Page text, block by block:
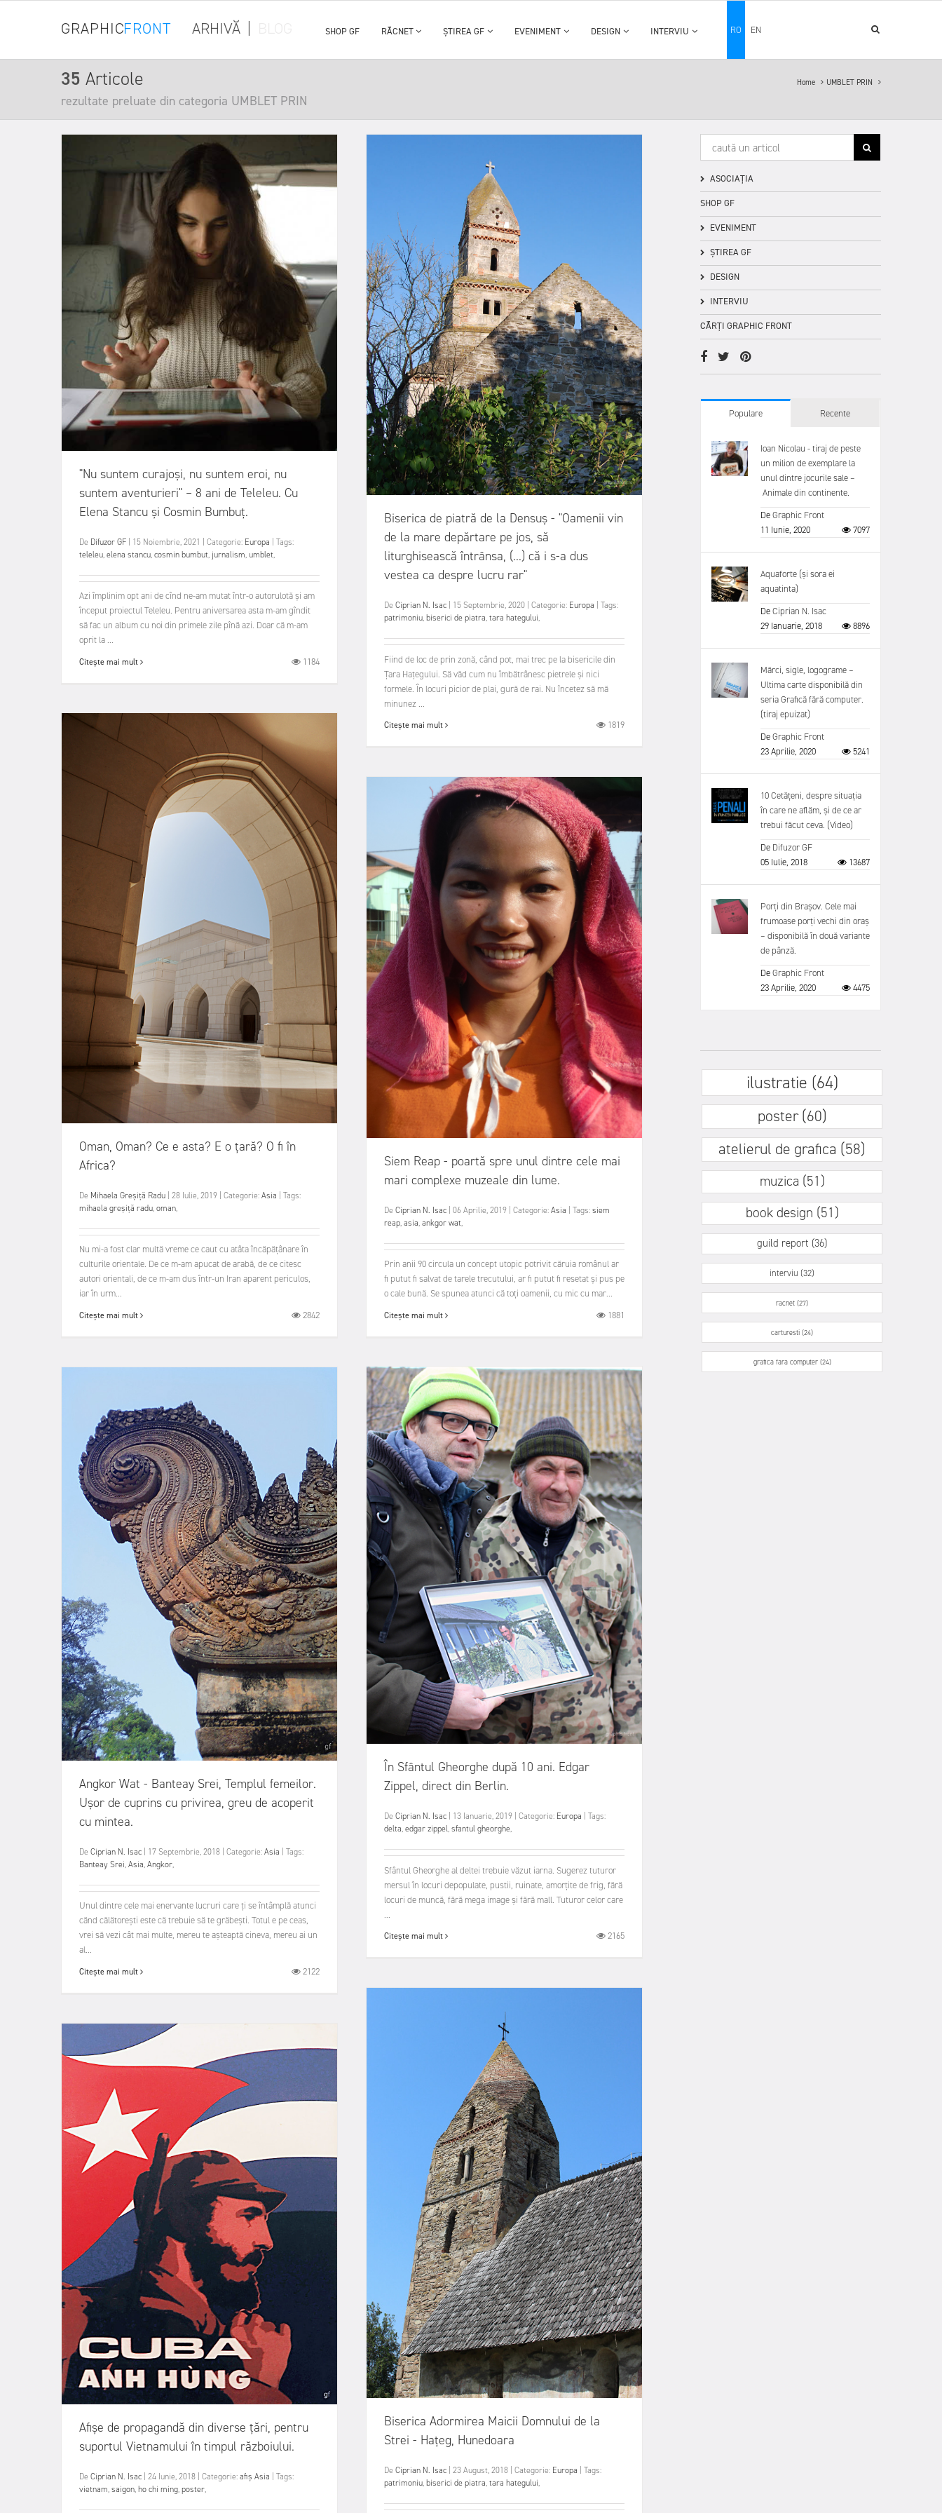
GRAPHICFRONT ARHIVĂ SHOP GF RĂCNET ȘTIREA GF EVENIMENT DESIGN INTERVIU RO EN
35 Articole
rezultate preluate din categoria UMBLET PRIN
Home UMBLET PRIN
"Nu suntem curajoși, nu suntem eroi, nu
suntem aventurieri" – 8 ani de Teleleu. Cu
Elena Stancu și Cosmin Bumbuț.
De Difuzor GF 15 Noiembrie, 2021 Categorie: Europa
Tags:
teleleu,elena stancu,cosmin bumbut, jurnalism,umblet,
Azi împlinim opt ani de cînd ne-am mutat într-o autorulotă și am
început proiectul Teleleu. Pentru aniversarea asta m-am gîndit
să fac un album cu noi din primele zile pînă azi. Doar că m-am
oprit la ...
Citește mai mult 1184
Biserica de piatră de la Densuș - "Oamenii vin
de la mare depărtare pe jos, să
liturghisească întrânsa, (...) că i s-a dus
vestea ca despre lucru rar"
De Ciprian N. Isac 15 Septembrie, 2020 Categorie: Europa
Tags:
patrimoniu,biserici de piatra,tara hategului,
Fiind de loc de prin zonă, când pot, mai trec pe la bisericile din
Țara Hațegului. Să văd cum nu îmbătrânesc pietrele și nici
formele. În locuri picior de plai, gură de rai. Nu încetez să mă
minunez ...
Citește mai mult 1819
Oman, Oman? Ce e asta? E o țară? O fi în
Africa?
De Mihaela Greșiță Radu 28 Iulie, 2019 Categorie:Asia
Tags:
mihaela greșiță radu,oman,
Nu mi-a fost clar multă vreme ce caut cu atâta încăpățânare în
culturile orientale. De ce m-am apucat de arabă, de ce citesc
autori orientali, de ce m-am dus într-un Iran aparent periculos,
iar în urm...
Citește mai mult 2842
Siem Reap - poartă spre unul dintre cele mai
mari complexe muzeale din lume.
De Ciprian N. Isac 06 Aprilie, 2019 Categorie:Asia Tags:siem
reap,asia,ankgor wat,
Prin anii 90 circula un concept utopic potrivit căruia românul ar
fi putut fi salvat de tarele trecutului, ar fi putut fi resetat și pus pe
o cale bună. Se spunea atunci că toți oamenii, cu mic cu mar...
Citește mai mult 1881
În Sfântul Gheorghe după 10 ani. Edgar
Zippel, direct din Berlin.
De Ciprian N. Isac 13 Ianuarie, 2019 Categorie: Europa
Tags:
delta,edgar zippel,sfantul gheorghe,
Sfântul Gheorghe al deltei trebuie văzut iarna. Sugerez tuturor
mersul în locuri depopulate, pustii, ruinate, amorțite de frig, fără
locuri de muncă, fără mega image și fără mall. Tuturor celor care
...
Citește mai mult 2165
Angkor Wat - Banteay Srei, Templul femeilor.
Ușor de cuprins cu privirea, greu de acoperit
cu mintea.
De Ciprian N. Isac 17 Septembrie, 2018 Categorie:Asia
Tags:
Banteay Srei,Asia,Angkor,
Unul dintre cele mai enervante lucruri care ți se întâmplă atunci
cănd călătorești este că trebuie să te grăbești. Totul e pe ceas,
vrei să vezi cât mai multe, mereu te așteaptă cineva, mereu ai un
al...
Citește mai mult 2122
Biserica Adormirea Maicii Domnului de la
Strei - Hațeg, Hunedoara
De Ciprian N. Isac 23 August, 2018 Categorie: Europa
Tags:
patrimoniu,biserici de piatra,tara hategului,
Afișe de propagandă din diverse țări, pentru
suportul Vietnamului în timpul războiului.
De Ciprian N. Isac 24 Iunie, 2018 Categorie:afiș Asia
Tags:
vietnam,saigon,ho chi ming,poster,
ASOCIAȚIA
SHOP GF
EVENIMENT
ȘTIREA GF
DESIGN
INTERVIU
CĂRȚI GRAPHIC FRONT
Populare Recente
Ioan Nicolau - tiraj de peste
un milion de exemplare la
unul dintre jocurile sale –
Animale din continente.
DeGraphic Front
11 Iunie, 2020
7097
Aquaforte (și sora ei
aquatinta)
DeCiprian N. Isac
29 Ianuarie, 2018
8896
Mărci, sigle, logograme –
Ultima carte disponibilă din
seria Grafică fără computer.
(tiraj epuizat)
DeGraphic Front
23 Aprilie, 2020
5241
10 Cetățeni, despre situația
în care ne aflăm, și de ce ar
trebui făcut ceva. (Video)
De Difuzor GF
05 Iulie, 2018
13687
Porți din Brașov. Cele mai
frumoase porți vechi din oraș
– disponibilă în două variante
de pânză.
DeGraphic Front
23 Aprilie, 2020
4475
ilustratie (64)
poster (60)
atelierul de grafica (58)
muzica (51)
book design (51)
guild report (36)
interviu (32)
racnet (27)
carturesti (24)
grafica fara computer (24)